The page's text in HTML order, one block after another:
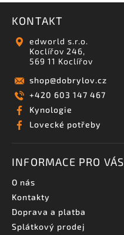
KONTAKT
edworld s.r.o.
Koclířov 246,
569 11 Koclířov
shop@dobrylov.cz
+420 603 147 467
Kynologie
Lovecké potřeby
INFORMACE PRO VÁS
O nás
Kontakty
Doprava a platba
Splátkový prodej